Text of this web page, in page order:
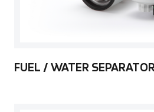
FUEL / WATER